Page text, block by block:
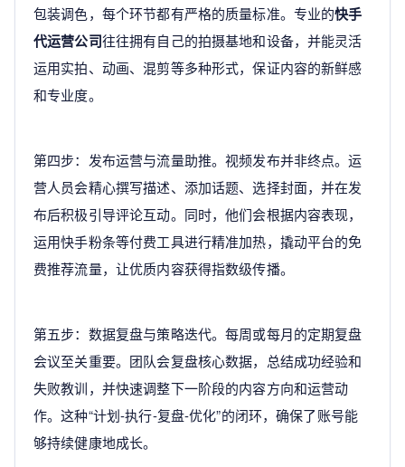
包装调色，每个环节都有严格的质量标准。专业的快手
代运营公司往往拥有自己的拍摄基地和设备，并能灵活
运用实拍、动画、混剪等多种形式，保证内容的新鲜感
和专业度。
第四步：发布运营与流量助推。视频发布并非终点。运
营人员会精心撰写描述、添加话题、选择封面，并在发
布后积极引导评论互动。同时，他们会根据内容表现，
运用快手粉条等付费工具进行精准加热，撬动平台的免
费推荐流量，让优质内容获得指数级传播。
第五步：数据复盘与策略迭代。每周或每月的定期复盘
会议至关重要。团队会复盘核心数据，总结成功经验和
失败教训，并快速调整下一阶段的内容方向和运营动
作。这种“计划-执行-复盘-优化”的闭环，确保了账号能
够持续健康地成长。